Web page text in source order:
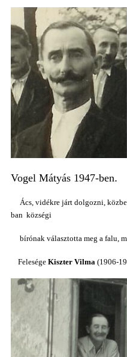
Vogel Mátyás 1947-ben.
Ács, vidékre járt dolgozni,
ban községi
bírónak választotta meg a falu,
Felesége Kiszter Vilma (1906-